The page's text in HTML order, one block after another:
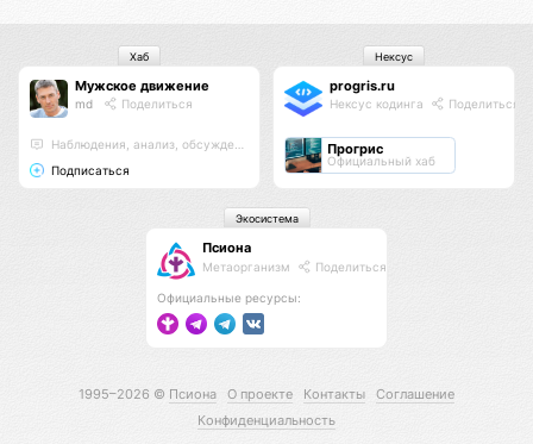
Мужское движение
md Поделиться
Наблюдения, анализ, обсуждения
Подписаться
Хаб
progris.ru
Нексус кодинга Поделиться
Прогрис
Официальный хаб
Нексус
Псиона
Метаорганизм Поделиться
Официальные ресурсы:
Экосистема
1995–2026 © Псиона О проекте Контакты
Соглашение
Конфиденциальность